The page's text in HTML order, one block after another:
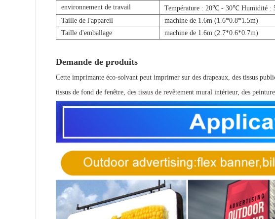
environnement de travail
Température : 20℃ - 30℃ Humidité :
Taille de l'appareil
machine de 1.6m (1.6*0.8*1.5m)
Taille d'emballage
machine de 1.6m (2.7*0.6*0.7m)
Demande de produits
Cette imprimante éco-solvant peut imprimer sur des drapeaux, des tissus
tissus de fond de fenêtre, des tissus de revêtement mural intérieur, des